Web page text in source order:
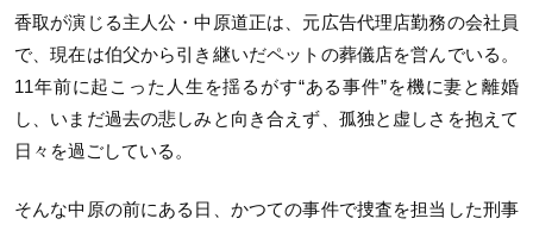
香取が演じる主人公・中原道正は、元広告代理店勤務の会社員
で、現在は伯父から引き継いだペットの葬儀店を営んでいる。
11年前に起こった人生を揺るがす“ある事件”を機に妻と離婚
し、いまだ過去の悲しみと向き合えず、孤独と虚しさを抱えて
日々を過ごしている。
そんな中原の前にある日、かつての事件で捜査を担当した刑事